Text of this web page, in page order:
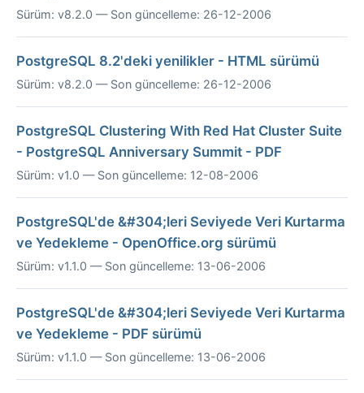
Sürüm: v8.2.0 — Son güncelleme: 26-12-2006
PostgreSQL 8.2'deki yenilikler - HTML sürümü
Sürüm: v8.2.0 — Son güncelleme: 26-12-2006
PostgreSQL Clustering With Red Hat Cluster Suite
- PostgreSQL Anniversary Summit - PDF
Sürüm: v1.0 — Son güncelleme: 12-08-2006
PostgreSQL'de &#304;leri Seviyede Veri Kurtarma
ve Yedekleme - OpenOffice.org sürümü
Sürüm: v1.1.0 — Son güncelleme: 13-06-2006
PostgreSQL'de &#304;leri Seviyede Veri Kurtarma
ve Yedekleme - PDF sürümü
Sürüm: v1.1.0 — Son güncelleme: 13-06-2006